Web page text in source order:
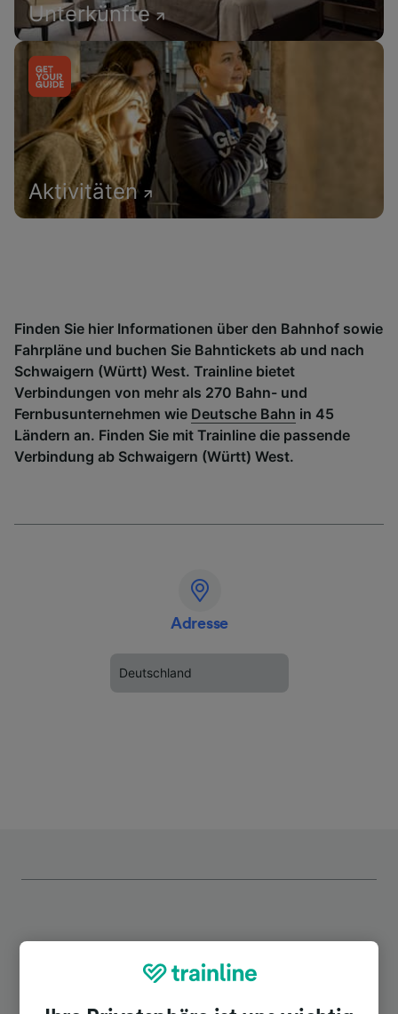
Unterkünfte
Aktivitäten
Finden Sie hier Informationen über den Bahnhof sowie
Fahrpläne und buchen Sie Bahntickets ab und nach
Schwaigern (Württ) West. Trainline bietet
Verbindungen von mehr als 270 Bahn- und
Fernbusunternehmen wie Deutsche Bahn in 45
Ländern an. Finden Sie mit Trainline die passende
Verbindung ab Schwaigern (Württ) West.
Adresse
Deutschland
Top Strecken ab Schwaigern (Württ)